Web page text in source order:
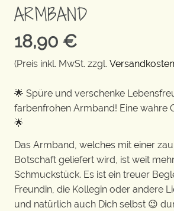
ARMBAND
18,90 €
(Preis inkl. MwSt. zzgl. Versandkosten
🌟 Spüre und verschenke
farbenfrohen Armband! Eine wahre
🌟
Das Armband, welches mit einer
Botschaft geliefert wird, ist weit
Schmuckstück. Es ist ein treuer
Freundin, die Kollegin oder andere
und natürlich auch Dich selbst 😉